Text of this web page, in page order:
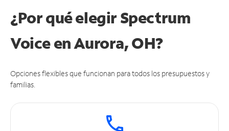
¿Por qué elegir Spectrum
Voice en Aurora, OH?
Opciones flexibles que funcionan para todos los presupuestos y
familias.